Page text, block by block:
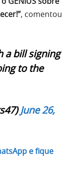
, comentou
a bill signing
to the
June 26,
e fique